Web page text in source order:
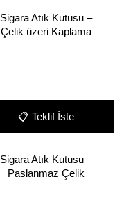
Sigara Atık Kutusu –
Çelik üzeri Kaplama
📋 Teklif İste
Sigara Atık Kutusu –
Paslanmaz Çelik